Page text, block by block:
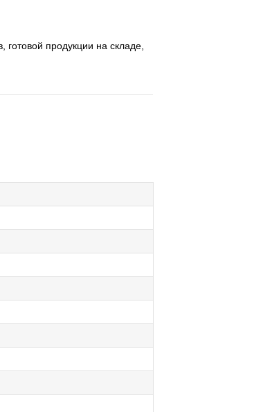
продукции на складе,